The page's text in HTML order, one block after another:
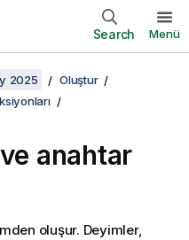
Search Menü
2025
Oluştur
anahtar
oluşur. Deyimler,